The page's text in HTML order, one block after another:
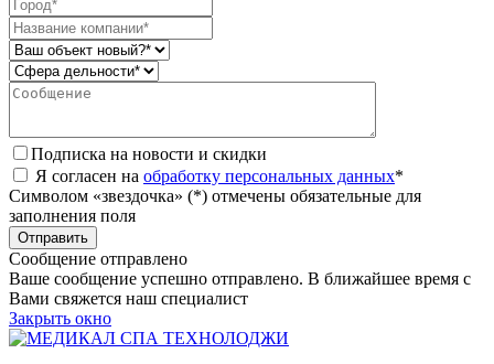
Подписка на новости и скидки
Я согласен на обработку персональных данных*
Символом «звездочка» (*) отмечены обязательные для
заполнения поля
Сообщение отправлено
Ваше сообщение успешно отправлено. В ближайшее время с
Вами свяжется наш специалист
Закрыть окно